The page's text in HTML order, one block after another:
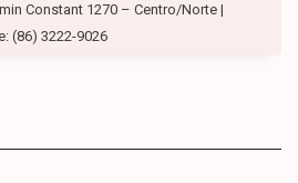
Constant 1270 – Centro/Norte |
(86) 3222-9026